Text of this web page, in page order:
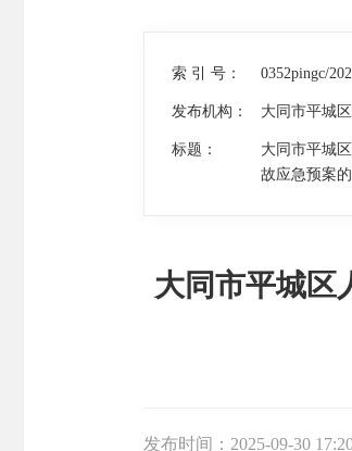
索 引 号： 0352pingc/
发布机构： 大同市平城
标题：
大同市平城
故应急预案
大同市平城区
发布时间： 2025-09-30